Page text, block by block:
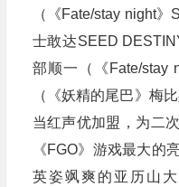
（《Fate/stay night
士敢达SEED
部顺一（《Fate/stay
（《妖精的尾巴》梅
当红声优加盟，为二
《FGO》游戏最大的
英姿飒爽的亚历山